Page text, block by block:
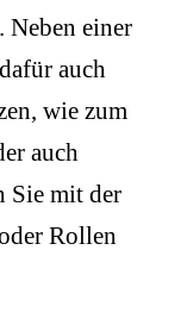
Neben einer
auch
wie zum
auch
Sie mit der
Rollen